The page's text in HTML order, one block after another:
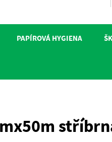
PAPÍROVÁ HYGIENA